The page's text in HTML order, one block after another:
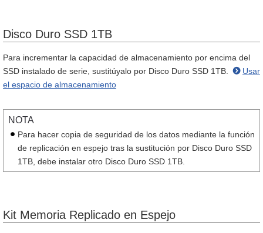
Disco Duro SSD 1TB
Para incrementar la capacidad de almacenamiento por encima del
SSD instalado de serie, sustitúyalo por Disco Duro SSD 1TB.
Usar
el espacio de almacenamiento
NOTA
Para hacer copia de seguridad de los datos mediante la función
de replicación en espejo tras la sustitución por Disco Duro SSD
1TB, debe instalar otro Disco Duro SSD 1TB.
Kit Memoria Replicado en Espejo